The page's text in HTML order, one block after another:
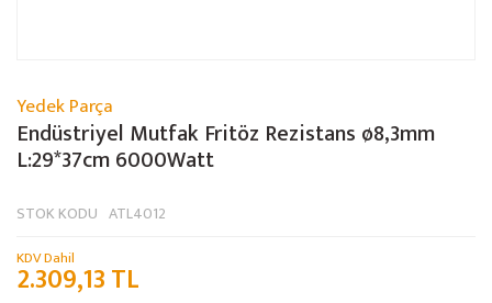
Yedek Parça
Endüstriyel Mutfak Fritöz Rezistans ø8,3mm
L:29*37cm 6000Watt
STOK KODU ATL4012
KDV Dahil
2.309,13 TL